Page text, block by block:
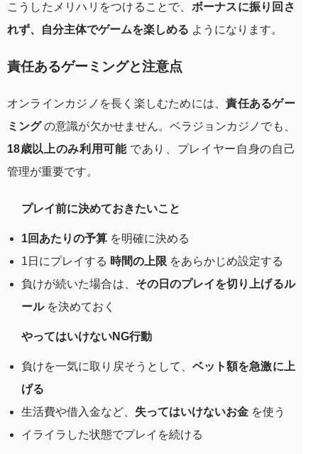
こうしたメリハリをつけることで、 ボーナスに振り回さ
れず、自分主体でゲームを楽しめる ようになります。
責任あるゲーミングと注意点
オンラインカジノを長く楽しむためには、責任あるゲー
ミングの意識が欠かせません。ベラジョンカジノでも、
18歳以上のみ利用可能であり、プレイヤー自身の自己
管理が重要です。
プレイ前に決めておきたいこと
1回あたりの予算 を明確に決める
1日にプレイする 時間の上限 をあらかじめ設定する
負けが続いた場合は、 その日のプレイを切り上げるル
ールを決めておく
やってはいけないNG行動
負けを一気に取り戻そうとして、ベット額を急激に上
げる
生活費や借入金など、 失ってはいけないお金 を使う
イライラした状態でプレイを続ける